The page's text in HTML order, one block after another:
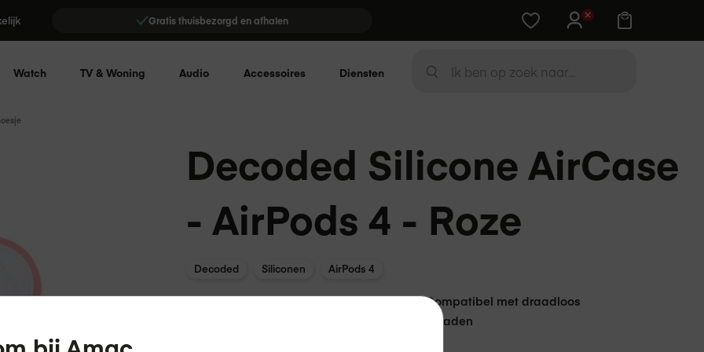
Gratis thuisbezorgd en afhalen Training cadeau bij Apple-device
Watch TV & Woning Audio Accessoires Diensten ZOEK Zoek
Decoded Silicone AirCase
- AirPods 4 - Roze
Decoded Siliconen AirPods 4
Chique afwerking
Compatibel met draadloos
opladen